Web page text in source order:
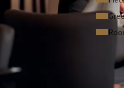
VEELGESTELDE